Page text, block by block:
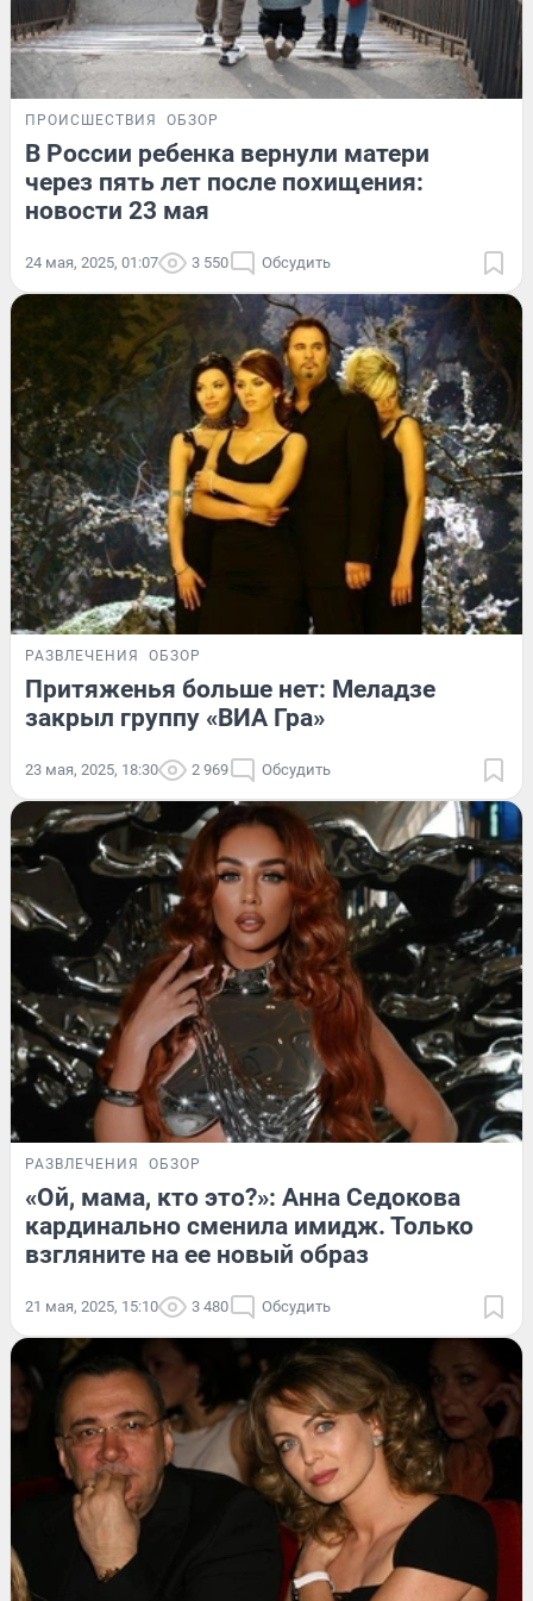
ПРОИСШЕСТВИЯ ОБЗОР
В России ребенка вернули матери
через пять лет после похищения:
новости 23 мая
24 мая, 2025, 01:07 3 550 Обсудить
РАЗВЛЕЧЕНИЯ ОБЗОР
Притяженья больше нет: Меладзе
закрыл группу «ВИА Гра»
23 мая, 2025, 18:30 2 969 Обсудить
РАЗВЛЕЧЕНИЯ ОБЗОР
«Ой, мама, кто это?»: Анна Седокова
кардинально сменила имидж. Только
взгляните на ее новый образ
21 мая, 2025, 15:10 3 480 Обсудить